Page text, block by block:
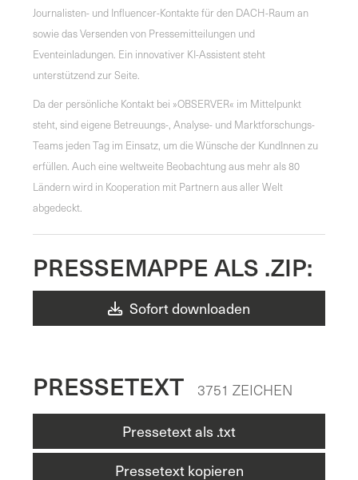
Journalisten- und Influencer-Kontakte für den DACH-Raum an
sowie das Versenden von Pressemitteilungen und
Eventeinladungen. Ein innovativer KI-Assistent steht
unterstützend zur Seite.
Da der persönliche Kontakt bei »OBSERVER« im Mittelpunkt
steht, sind eigene Betreuungs-, Analyse- und Marktforschungs-
Teams jeden Tag im Einsatz, um die Wünsche der KundInnen zu
erfüllen. Auch eine weltweite Beobachtung aus mehr als 80
Ländern wird in Kooperation mit Partnern aus aller Welt
abgedeckt.
PRESSEMAPPE ALS .ZIP:
Sofort downloaden
PRESSETEXT
3751 ZEICHEN
Pressetext als .txt
Pressetext kopieren